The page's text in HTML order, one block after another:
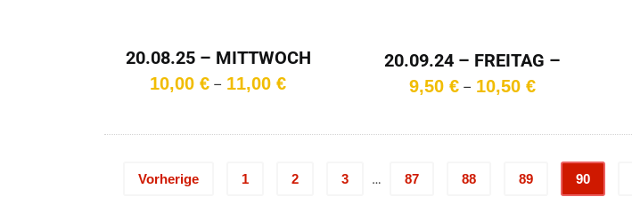
20.08.25 – MITTWOCH
– 20:15 Uhr
10,00 € – 11,00 €Preisspanne:
11,00 €
20.09.24 – FREITAG –
15:30 Uhr
9,50 € – 10,50 €Preisspanne:
Vorherige 1 2 3 … 87 88 89 90